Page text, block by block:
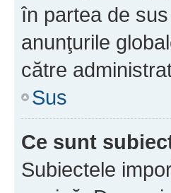
în partea de
anunţurile
către
Sus
Ce sunt
Subiectele